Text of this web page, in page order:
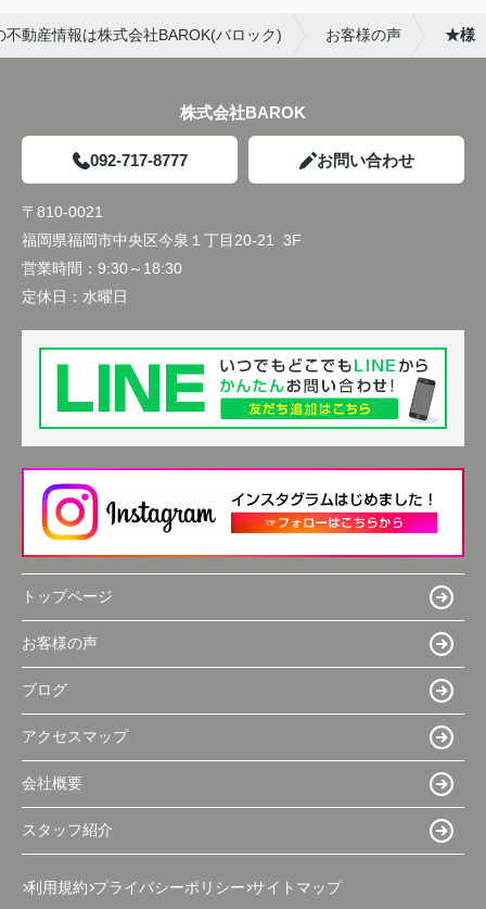
動産情報は株式会社BAROK(バロック) お客様の声 ★様
株式会社BAROK
092-717-8777 お問い合わせ
〒810-0021
福岡県福岡市中央区今泉１丁目20-21 3F
営業時間： 9:30～18:30
定休日： 水曜日
トップページ
お客様の声
ブログ
アクセスマップ
会社概要
スタッフ紹介
利用規約 プライバシーポリシー サイトマップ